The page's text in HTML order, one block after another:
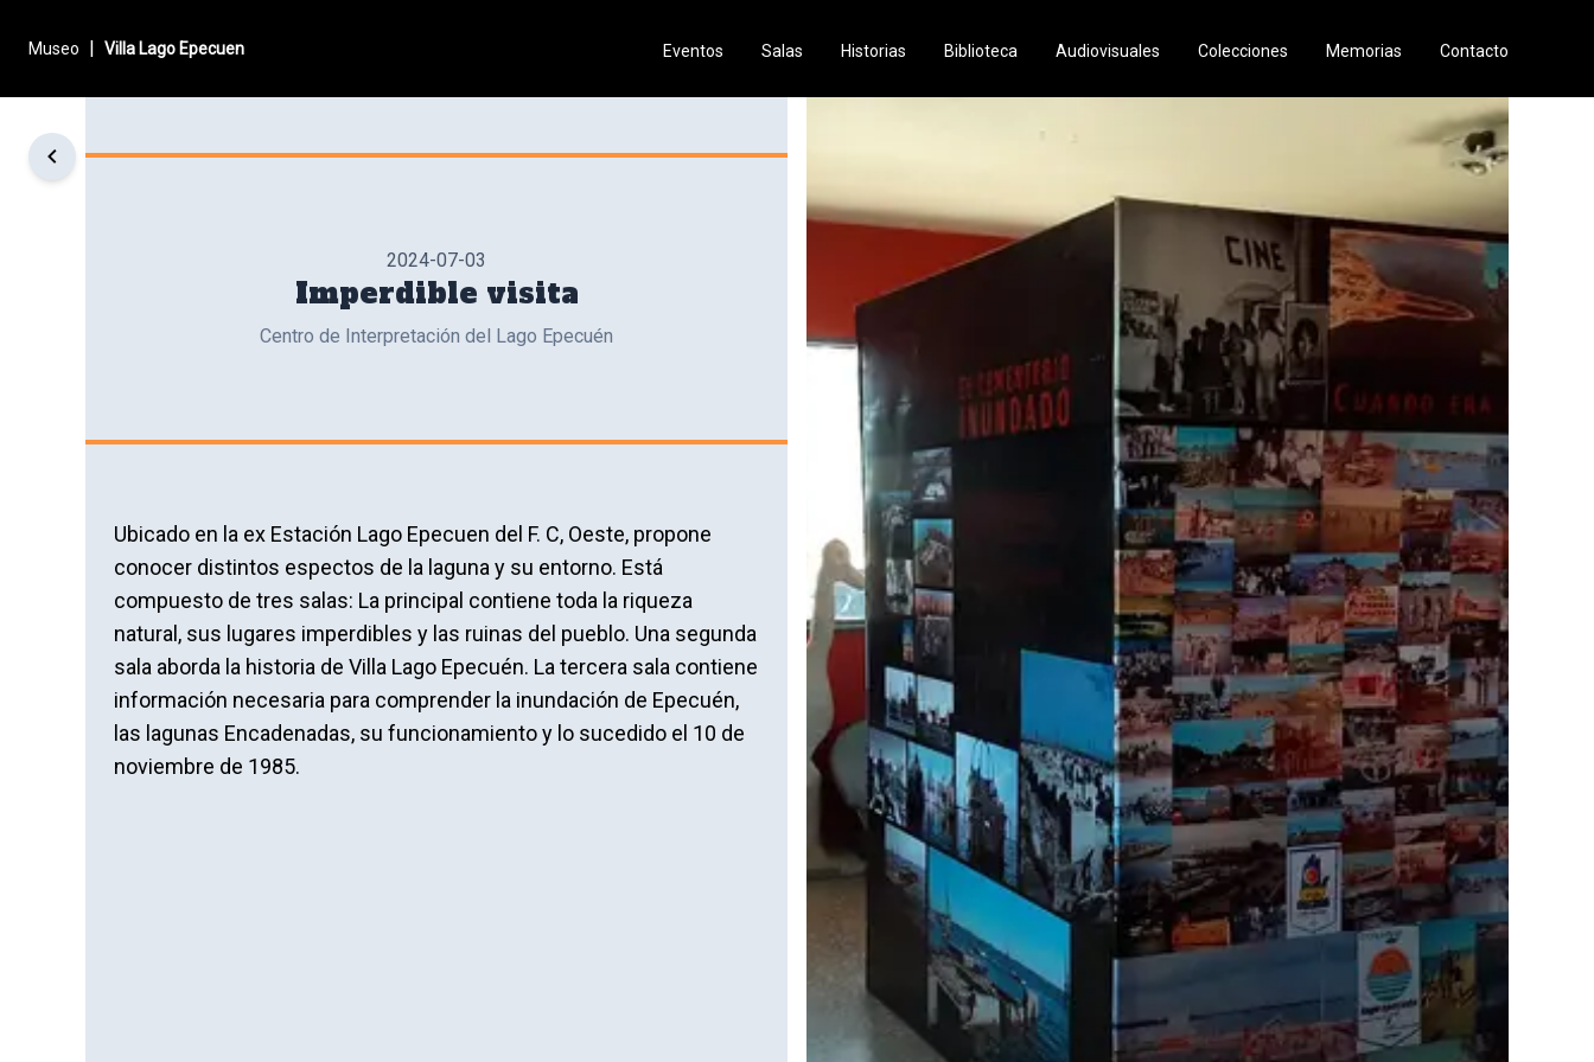
Museo | Villa Lago Epecuen Eventos Salas Historias Biblioteca Audiovisuales Colecciones Memorias Contacto
2024-07-03
Imperdible visita
Centro de Interpretación del Lago Epecuén
Ubicado en la ex Estación Lago Epecuen del F. C, Oeste, propone
conocer distintos espectos de la laguna y su entorno. Está
compuesto de tres salas: La principal contiene toda la riqueza
natural, sus lugares imperdibles y las ruinas del pueblo. Una segunda
sala aborda la historia de Villa Lago Epecuén. La tercera sala contiene
información necesaria para comprender la inundación de Epecuén,
las lagunas Encadenadas, su funcionamiento y lo sucedido el 10 de
noviembre de 1985.